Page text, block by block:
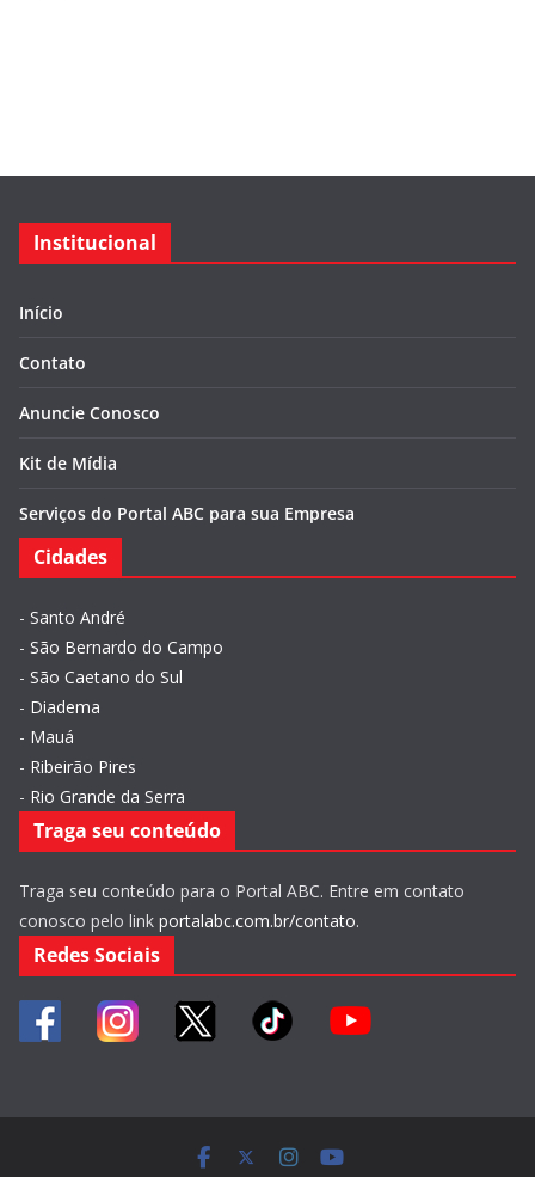
Institucional
Início
Contato
Anuncie Conosco
Kit de Mídia
Serviços do Portal ABC para sua Empresa
Cidades
- Santo André
- São Bernardo do Campo
- São Caetano do Sul
- Diadema
- Mauá
- Ribeirão Pires
- Rio Grande da Serra
Traga seu conteúdo
Traga seu conteúdo para o Portal ABC. Entre em contato
conosco pelo link portalabc.com.br/contato.
Redes Sociais